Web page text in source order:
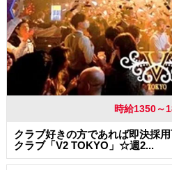
時給1350～
クラブ好きの方であれば即決採
クラブ「V2 TOKYO」☆週2...